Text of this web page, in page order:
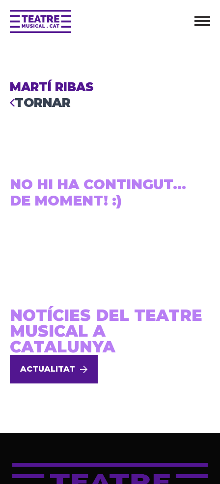
MARTÍ RIBAS
TORNAR
NO HI HA CONTINGUT...
DE MOMENT! :)
NOTÍCIES DEL TEATRE
MUSICAL A
CATALUNYA
ACTUALITAT